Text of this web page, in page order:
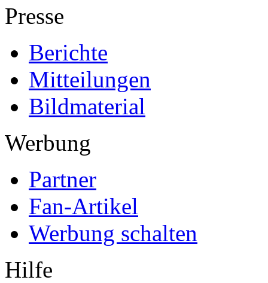
Presse
Berichte
Mitteilungen
Bildmaterial
Werbung
Partner
Fan-Artikel
Werbung schalten
Hilfe